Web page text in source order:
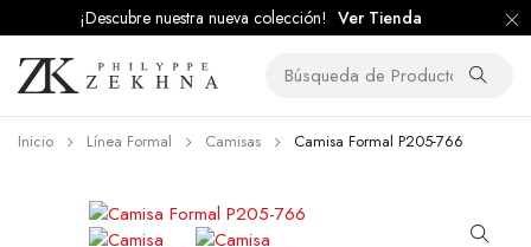
¡Descubre nuestra nueva colección! Ver Tienda
Inicio Línea Formal Camisas Camisa Formal P205-766